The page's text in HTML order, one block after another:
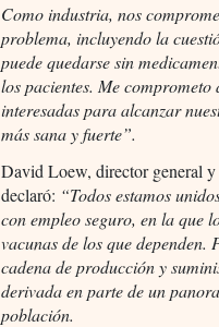
Como industria, nos
problema, incluyendo la
puede quedarse sin
los pacientes. Me
interesadas para alcanzar
más sana y fuerte”.
David Loew, director general
declaró: “Todos estamos
con empleo seguro, en la que
vacunas de los que dependen.
cadena de producción y
derivada en parte de un
población.